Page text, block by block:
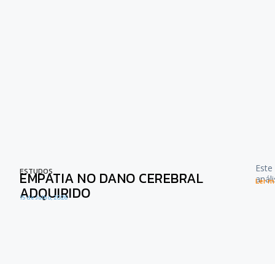
ESTUDOS
EMPATIA NO DANO CEREBRAL
ADQUIRIDO
15 de Julho, 2026
Ler